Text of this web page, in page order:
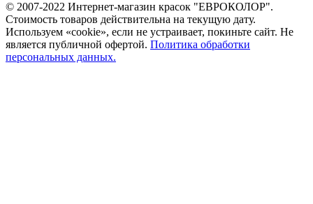
© 2007-2022 Интернет-магазин красок "ЕВРОКОЛОР".
Стоимость товаров действительна на текущую дату.
Используем «cookie», если не устраивает, покиньте сайт. Не
является публичной офертой. Политика обработки
персональных данных.